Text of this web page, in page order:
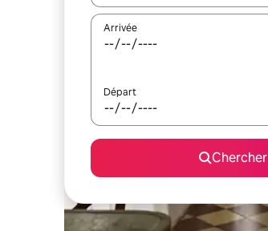
Arrivée
Départ
Chercher